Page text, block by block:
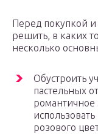
Перед покупкой
решить, в каких
несколько
Обустроить
пастельных
романтичное
розового